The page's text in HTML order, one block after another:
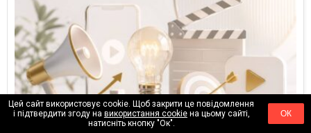
Цей сайт використовує cookie. Щоб закрити це повідомлення
і підтвердити згоду на використання cookieна цьому сайті,
натисніть кнопку "Ок".
ОК